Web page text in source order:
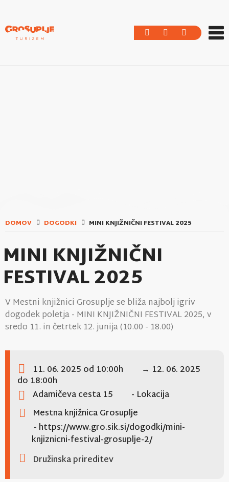
DOMOV DOGODKI MINI KNJIŽNIČNI FESTIVAL 2025
MINI KNJIŽNIČNI
FESTIVAL 2025
V Mestni knjižnici Grosuplje se bliža najbolj igriv
dogodek poletja - MINI KNJIŽNIČNI FESTIVAL 2025, v
sredo 11. in četrtek 12. junija (10.00 - 18.00)
11. 06. 2025 od 10:00h → 12. 06. 2025
do 18:00h
Adamičeva cesta 15
- Lokacija
Mestna knjižnica Grosuplje
- https://www.gro.sik.si/dogodki/mini-
knjiznicni-festival-grosuplje-2/
Družinska prireditev